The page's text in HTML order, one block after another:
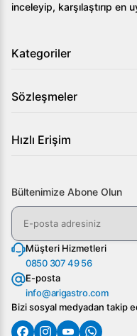
inceleyip, karşılaştırıp en
Kategoriler
Sözleşmeler
Hızlı Erişim
Bültenimize Abone Olun
Müşteri Hizmetleri
0850 307 49 56
E-posta
info@arigastro.com
Bizi sosyal medyadan takip